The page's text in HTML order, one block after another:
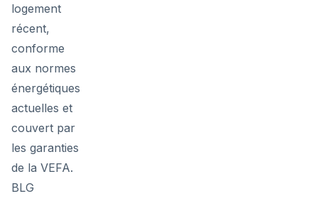
logement
récent,
conforme
aux normes
énergétiques
actuelles et
couvert par
les garanties
de la VEFA.
BLG